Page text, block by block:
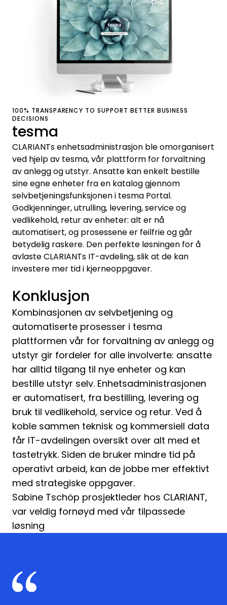
100% TRANSPARENCY TO SUPPORT BETTER BUSINESS
DECISIONS
tesma
CLARIANTs enhetsadministrasjon ble omorganisert
ved hjelp av tesma, vår plattform for forvaltning
av anlegg og utstyr. Ansatte kan enkelt bestille
sine egne enheter fra en katalog gjennom
selvbetjeningsfunksjonen i tesma Portal.
Godkjenninger, utrulling, levering, service og
vedlikehold, retur av enheter: alt er nå
automatisert, og prosessene er feilfrie og går
betydelig raskere. Den perfekte løsningen for å
avlaste CLARIANTs IT-avdeling, slik at de kan
investere mer tid i kjerneoppgaver.
Konklusjon
Kombinasjonen av selvbetjening og
automatiserte prosesser i tesma
plattformen vår for forvaltning av anlegg og
utstyr gir fordeler for alle involverte: ansatte
har alltid tilgang til nye enheter og kan
bestille utstyr selv. Enhetsadministrasjonen
er automatisert, fra bestilling, levering og
bruk til vedlikehold, service og retur. Ved å
koble sammen teknisk og kommersiell data
får IT-avdelingen oversikt over alt med et
tastetrykk. Siden de bruker mindre tid på
operativt arbeid, kan de jobbe mer effektivt
med strategiske oppgaver.
Sabine Tschöp prosjektleder hos CLARIANT,
var veldig fornøyd med vår tilpassede
løsning